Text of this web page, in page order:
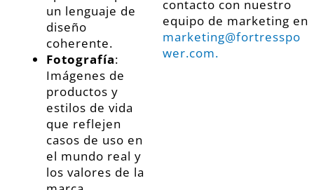
un lenguaje de
diseño
coherente.
Fotografía:
Imágenes de
productos y
estilos de vida
que reflejen
casos de uso en
el mundo real y
los valores de la
contacto con nuestro
equipo de marketing en
marketing@fortresspo
wer.com.